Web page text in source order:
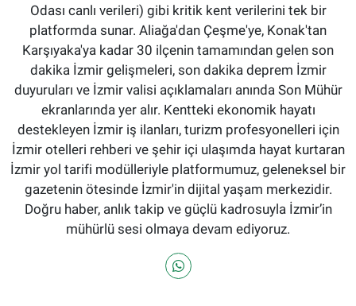
Odası canlı verileri) gibi kritik kent verilerini tek bir
platformda sunar. Aliağa'dan Çeşme'ye, Konak'tan
Karşıyaka'ya kadar 30 ilçenin tamamından gelen son
dakika İzmir gelişmeleri, son dakika deprem İzmir
duyuruları ve İzmir valisi açıklamaları anında Son Mühür
ekranlarında yer alır. Kentteki ekonomik hayatı
destekleyen İzmir iş ilanları, turizm profesyonelleri için
İzmir otelleri rehberi ve şehir içi ulaşımda hayat kurtaran
İzmir yol tarifi modülleriyle platformumuz, geleneksel bir
gazetenin ötesinde İzmir'in dijital yaşam merkezidir.
Doğru haber, anlık takip ve güçlü kadrosuyla İzmir’in
mühürlü sesi olmaya devam ediyoruz.